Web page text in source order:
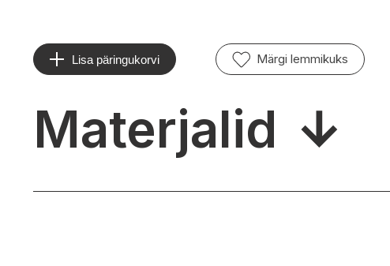
Lisa päringukorvi Märgi lemmikuks
Materjalid